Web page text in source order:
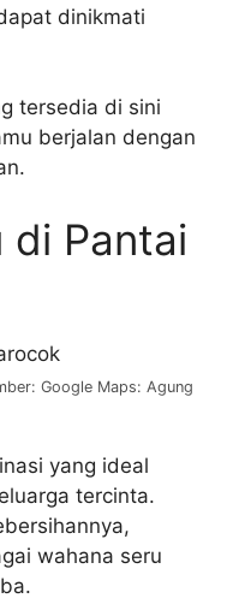
dinikmati
tersedia di sini
berjalan dengan
di Pantai
Google Maps: Agung
yang ideal
tercinta.
wahana seru